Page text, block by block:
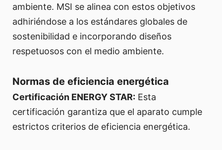
ambiente. MSI se alinea con estos objetivos
adhiriéndose a los estándares globales de
sostenibilidad e incorporando diseños
respetuosos con el medio ambiente.
Normas de eficiencia energética
Certificación ENERGY STAR: Esta
certificación garantiza que el aparato cumple
estrictos criterios de eficiencia energética.